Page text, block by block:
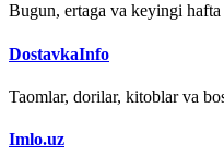
Bugun, ertaga va keyingi
DostavkaInfo
Taomlar, dorilar, kitoblar va
Imlo.uz